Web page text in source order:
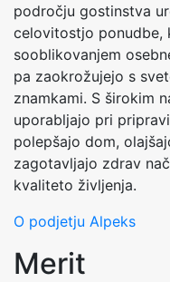
področju gostinstva
celovitostjo ponudbe,
sooblikovanjem
pa zaokrožujejo s
znamkami. S širokim
uporabljajo pri
polepšajo dom,
zagotavljajo zdrav
kvaliteto življenja.
O podjetju Alpeks
Merit